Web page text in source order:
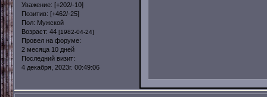
Уважение: [+202/-10]
Позитив: [+462/-25]
Пол: Мужской
Возраст: 44 [1982-04-24]
Провел на форуме:
2 месяца 10 дней
Последний визит:
4 декабря, 2023г. 00:49:06